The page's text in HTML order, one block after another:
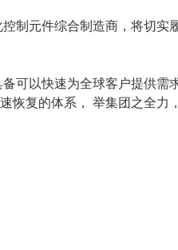
制元件综合制造商，将切实
可以快速为全球客户提供需
复的体系， 举集团之全力